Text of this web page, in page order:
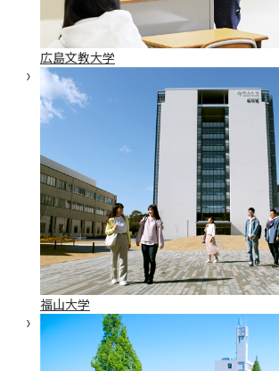
広島文教大学
福山大学